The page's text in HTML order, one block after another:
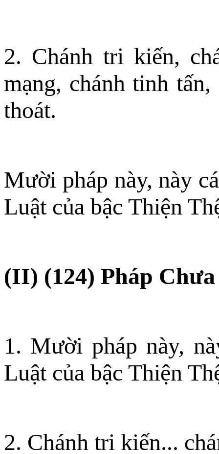
2. Chánh tri kiến,
mạng, chánh tinh
thoát.
Mười pháp này, này
Luật của bậc Thiện
(II) (124) Pháp
1. Mười pháp này,
Luật của bậc Thiện
2. Chánh tri kiến...